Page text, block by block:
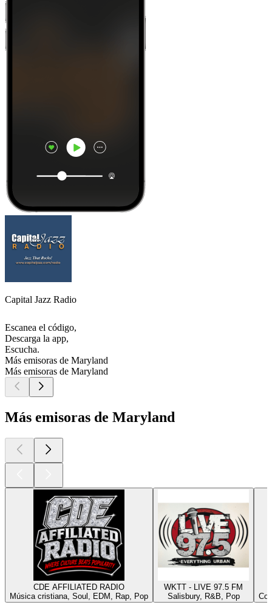
Capital Jazz Radio
Escanea el código,
Descarga la app,
Escucha.
Más emisoras de Maryland
Más emisoras de Maryland
Más emisoras de Maryland
CDE AFFILIATED RADIO
Música cristiana, Soul, EDM, Rap, Pop
WKTT - LIVE 97.5 FM
Salisbury, R&B, Pop